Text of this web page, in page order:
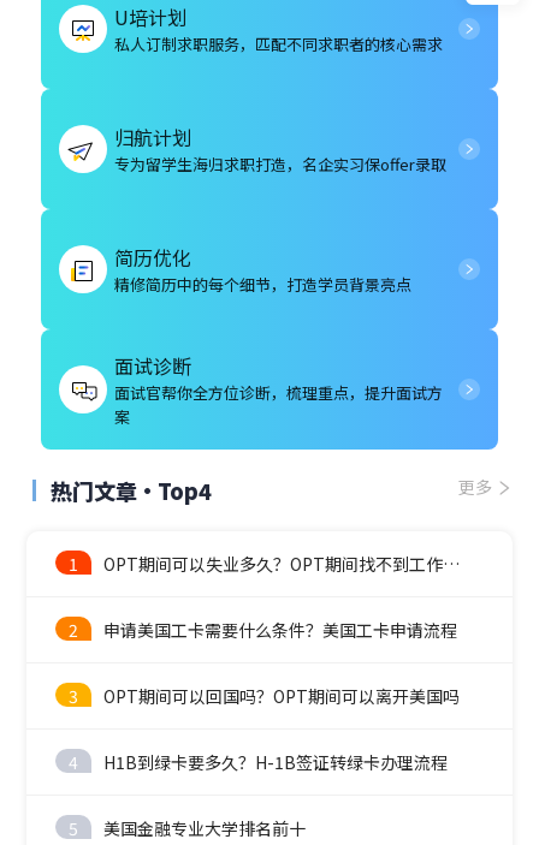
U培计划
私人订制求职服务，匹配不同求职者的核心需求
归航计划
专为留学生海归求职打造，名企实习保offer录取
简历优化
精修简历中的每个细节，打造学员背景亮点
面试诊断
面试官帮你全方位诊断，梳理重点，提升面试方
案
热门文章·Top4 更多
1 OPT期间可以失业多久？OPT期间找不到工作怎么办？
2 申请美国工卡需要什么条件？美国工卡申请流程
3 OPT期间可以回国吗？OPT期间可以离开美国吗
4 H1B到绿卡要多久？H-1B签证转绿卡办理流程
5 美国金融专业大学排名前十